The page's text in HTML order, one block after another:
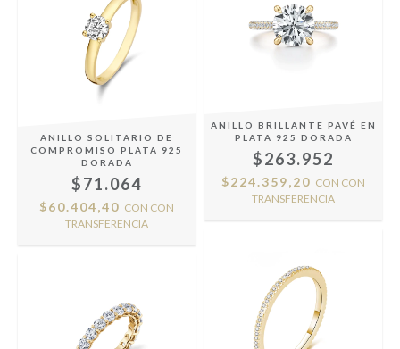
ANILLO SOLITARIO DE
COMPROMISO PLATA 925
DORADA
$71.064
$60.404,40 CON CON
TRANSFERENCIA
ANILLO BRILLANTE PAVÉ EN
PLATA 925 DORADA
$263.952
$224.359,20 CON CON
TRANSFERENCIA